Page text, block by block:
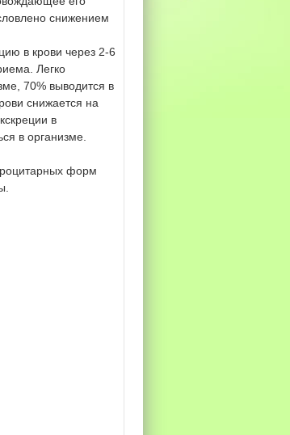
снижением
в крови через 2-6
Легко
70% выводится в
снижается на
в
в организме.
форм